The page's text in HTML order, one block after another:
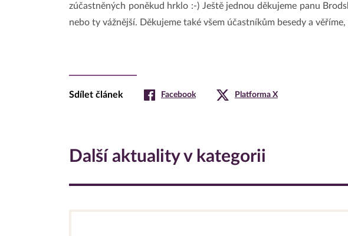
zúčastněných poněkud hrklo :-) Ještě jednou děkujeme panu
nebo ty vážnější. Děkujeme také všem účastníkům besedy a
Sdílet článek Facebook Platforma X
Další aktuality v kategorii